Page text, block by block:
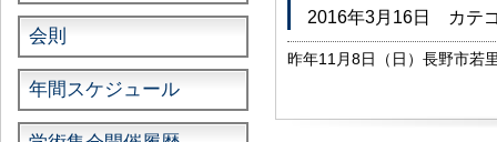
2016年3月16日 カテ
昨年11月8日（日）長野市若
会則
年間スケジュール